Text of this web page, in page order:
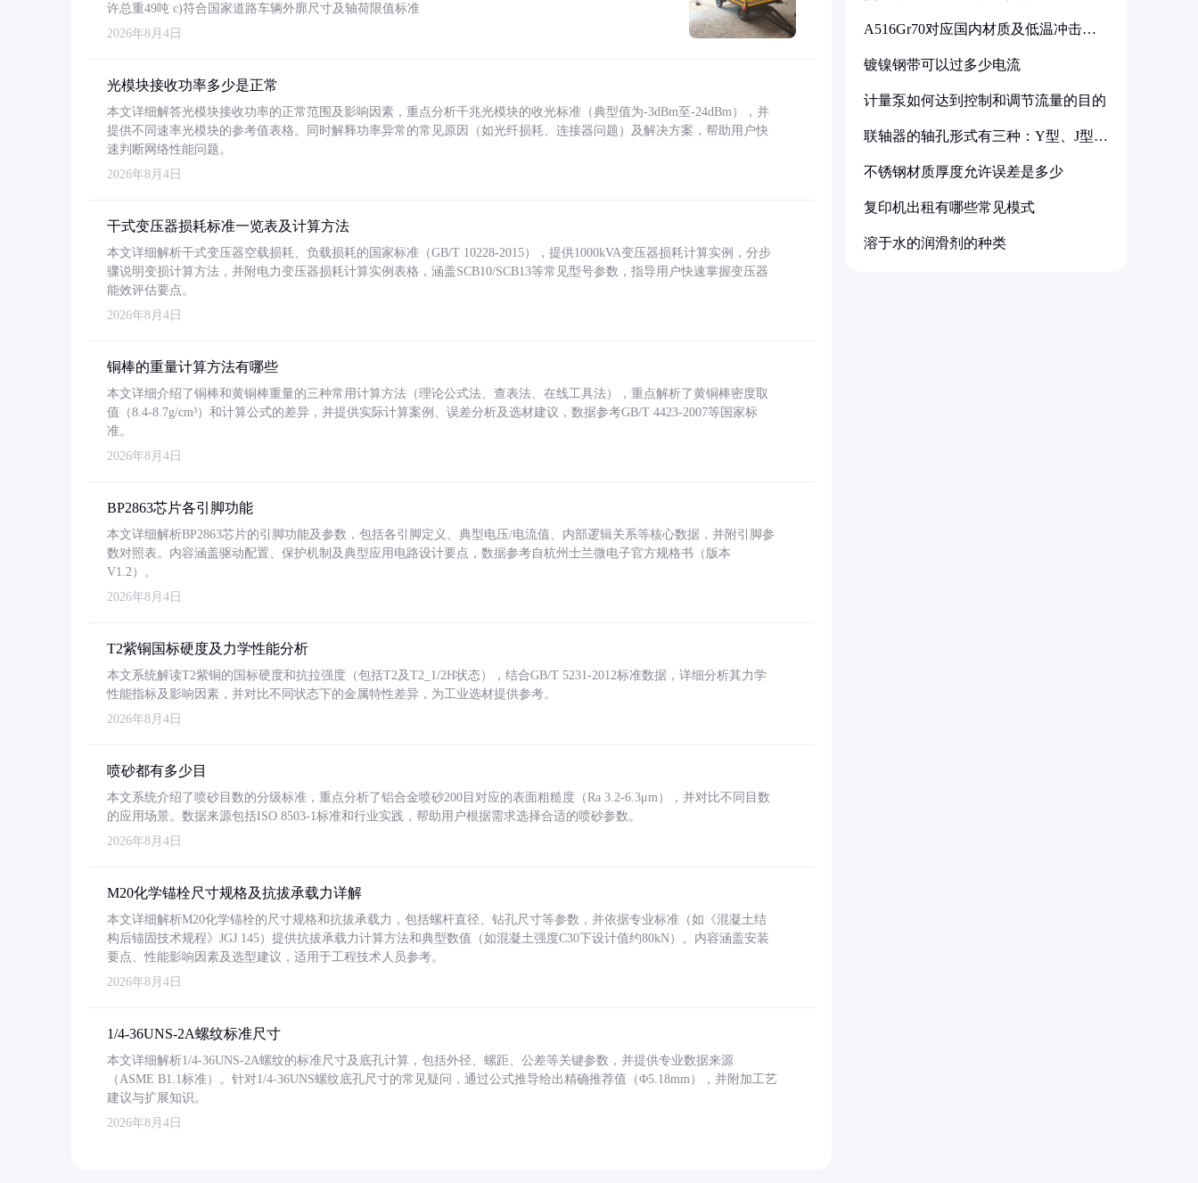
许总重49吨 c)符合国家道路车辆外廓尺寸及轴荷限值标准
2026年8月4日
光模块接收功率多少是正常
本文详细解答光模块接收功率的正常范围及影响因素，重点分析千兆光模块的收光标准（典型值为-3dBm至-24dBm），并
提供不同速率光模块的参考值表格。同时解释功率异常的常见原因（如光纤损耗、连接器问题）及解决方案，帮助用户快
速判断网络性能问题。
2026年8月4日
干式变压器损耗标准一览表及计算方法
本文详细解析干式变压器空载损耗、负载损耗的国家标准（GB/T 10228-2015），提供1000kVA变压器损耗计算实例，分步
骤说明变损计算方法，并附电力变压器损耗计算实例表格，涵盖SCB10/SCB13等常见型号参数，指导用户快速掌握变压器
能效评估要点。
2026年8月4日
铜棒的重量计算方法有哪些
本文详细介绍了铜棒和黄铜棒重量的三种常用计算方法（理论公式法、查表法、在线工具法），重点解析了黄铜棒密度取
值（8.4-8.7g/cm³）和计算公式的差异，并提供实际计算案例、误差分析及选材建议，数据参考GB/T 4423-2007等国家标
准。
2026年8月4日
BP2863芯片各引脚功能
本文详细解析BP2863芯片的引脚功能及参数，包括各引脚定义、典型电压/电流值、内部逻辑关系等核心数据，并附引脚参
数对照表。内容涵盖驱动配置、保护机制及典型应用电路设计要点，数据参考自杭州士兰微电子官方规格书（版本
V1.2）。
2026年8月4日
T2紫铜国标硬度及力学性能分析
本文系统解读T2紫铜的国标硬度和抗拉强度（包括T2及T2_1/2H状态），结合GB/T 5231-2012标准数据，详细分析其力学
性能指标及影响因素，并对比不同状态下的金属特性差异，为工业选材提供参考。
2026年8月4日
喷砂都有多少目
本文系统介绍了喷砂目数的分级标准，重点分析了铝合金喷砂200目对应的表面粗糙度（Ra 3.2-6.3μm），并对比不同目数
的应用场景。数据来源包括ISO 8503-1标准和行业实践，帮助用户根据需求选择合适的喷砂参数。
2026年8月4日
M20化学锚栓尺寸规格及抗拔承载力详解
本文详细解析M20化学锚栓的尺寸规格和抗拔承载力，包括螺杆直径、钻孔尺寸等参数，并依据专业标准（如《混凝土结
构后锚固技术规程》JGJ 145）提供抗拔承载力计算方法和典型数值（如混凝土强度C30下设计值约80kN）。内容涵盖安装
要点、性能影响因素及选型建议，适用于工程技术人员参考。
2026年8月4日
1/4-36UNS-2A螺纹标准尺寸
本文详细解析1/4-36UNS-2A螺纹的标准尺寸及底孔计算，包括外径、螺距、公差等关键参数，并提供专业数据来源
（ASME B1.1标准）。针对1/4-36UNS螺纹底孔尺寸的常见疑问，通过公式推导给出精确推荐值（Φ5.18mm），并附加工艺
建议与扩展知识。
2026年8月4日
A516Gr70对应国内材质及低温冲击要
镀镍钢带可以过多少电流
计量泵如何达到控制和调节流量的目的
联轴器的轴孔形式有三种：Y型、J型、
不锈钢材质厚度允许误差是多少
复印机出租有哪些常见模式
溶于水的润滑剂的种类